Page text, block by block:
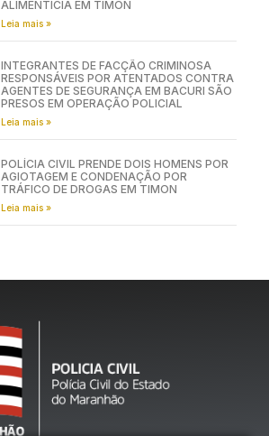
ALIMENTÍCIA EM TIMON
Leia mais »
INTEGRANTES DE FACÇÃO CRIMINOSA
RESPONSÁVEIS POR ATENTADOS CONTRA
AGENTES DE SEGURANÇA EM BACURI SÃO
PRESOS EM OPERAÇÃO POLICIAL
Leia mais »
POLÍCIA CIVIL PRENDE DOIS HOMENS POR
AGIOTAGEM E CONDENAÇÃO POR
TRÁFICO DE DROGAS EM TIMON
Leia mais »